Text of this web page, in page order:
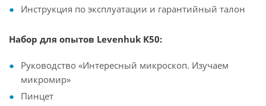
Инструкция по эксплуатации и гарантийный талон
Набор для опытов Levenhuk K50:
Руководство «Интересный микроскоп. Изучаем
микромир»
Пинцет